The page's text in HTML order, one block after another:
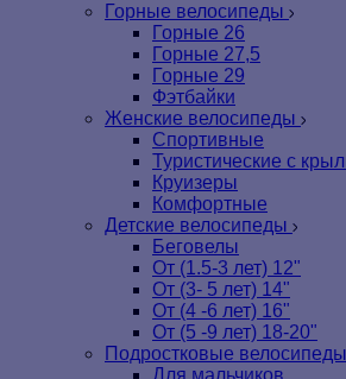
Горные велосипеды
Горные 26
Горные 27,5
Горные 29
Фэтбайки
Женские велосипеды
Спортивные
Туристические с
Круизеры
Комфортные
Детские велосипеды
Беговелы
От (1.5-3 лет) 12"
От (3- 5 лет) 14"
От (4 -6 лет) 16"
От (5 -9 лет) 18-20"
Подростковые велосипеды
Для мальчиков